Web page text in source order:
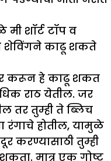
शॉर्ट टॉप व
शेविंगने काढू शकते
करून हे काढू शकत
राठ येतील. जर
तर तुम्ही ते ब्लिच
होतील, यामुळे
करण्यासाठी तुम्ही
मात्र एक गोष्ट